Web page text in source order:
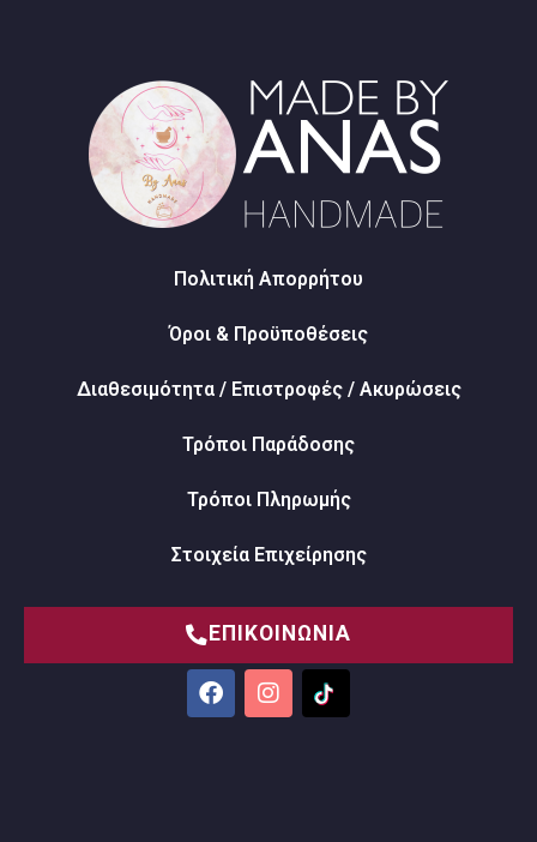
Πολιτική Απορρήτου
Όροι & Προϋποθέσεις
Διαθεσιμότητα / Επιστροφές / Ακυρώσεις
Τρόποι Παράδοσης
Τρόποι Πληρωμής
Στοιχεία Επιχείρησης
ΕΠΙΚΟΙΝΩΝΙΑ